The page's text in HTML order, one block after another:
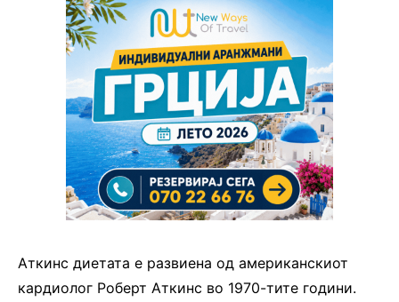
Аткинс диетата е развиена од американскиот
кардиолог Роберт Аткинс во 1970-тите години.